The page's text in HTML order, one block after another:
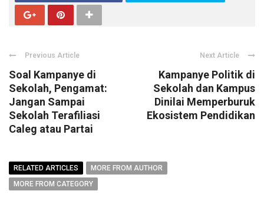
Previous Article
Soal Kampanye di
Sekolah, Pengamat:
Jangan Sampai
Sekolah Terafiliasi
Caleg atau Partai
Next Article
Kampanye Politik di
Sekolah dan Kampus
Dinilai Memperburuk
Ekosistem Pendidikan
RELATED ARTICLES
MORE FROM AUTHOR
MORE FROM CATEGORY